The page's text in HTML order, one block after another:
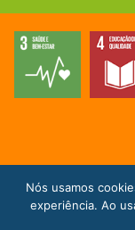
Nós usamos
experiência. Ao